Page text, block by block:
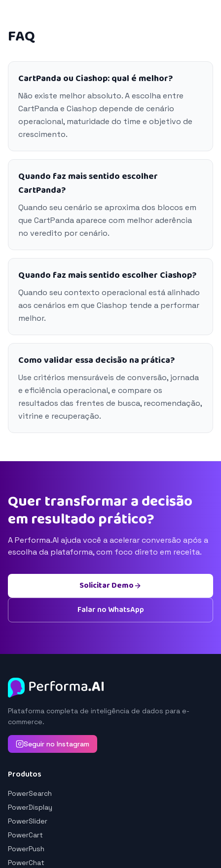
FAQ
CartPanda ou Ciashop: qual é melhor?
Não existe melhor absoluto. A escolha entre
CartPanda e Ciashop depende de cenário
operacional, maturidade do time e objetivo de
crescimento.
Quando faz mais sentido escolher
CartPanda?
Quando seu cenário se aproxima dos blocos em
que CartPanda aparece com melhor aderência
no veredito por cenário.
Quando faz mais sentido escolher Ciashop?
Quando seu contexto operacional está alinhado
aos cenários em que Ciashop tende a performar
melhor.
Como validar essa decisão na prática?
Use critérios mensuráveis de conversão, jornada
e eficiência operacional, e compare os
resultados das frentes de busca, recomendação,
vitrine e recuperação.
Quer transformar a decisão
em resultado prático?
A Performa.AI ajuda você a acelerar conversão após a
escolha da plataforma, com foco direto em receita.
Solicitar Demo
Falar no WhatsApp
Plataforma completa de inteligência de dados para e-
commerce.
Seguir no Instagram
Produtos
PowerSearch
PowerDisplay
PowerSlider
PowerCart
PowerPush
PowerChat